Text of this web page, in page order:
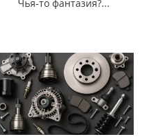
Чья-то фантазия?...